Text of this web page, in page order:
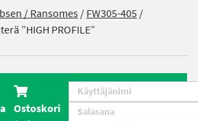
/ Ransomes /FW305-405 /
”HIGH PROFILE”
Ostoskori